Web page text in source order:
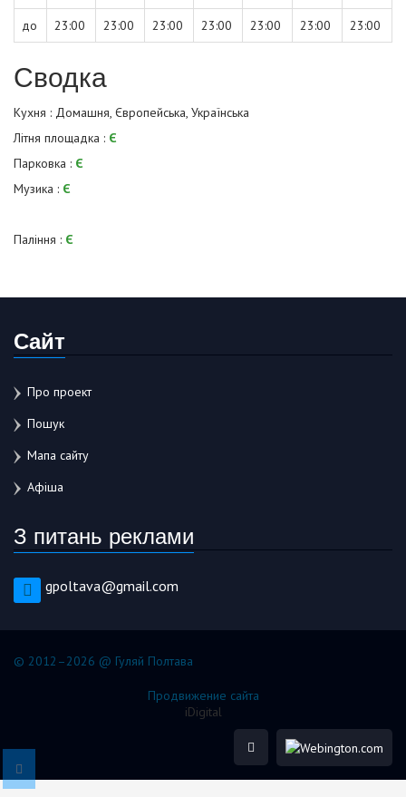
до 23:00 23:00 23:00 23:00 23:00 23:00 23:00
Сводка
Кухня : Домашня, Європейська, Українська
Літня площадка : Є
Парковка : Є
Музика : Є
Паління : Є
Сайт
Про проект
Пошук
Мапа сайту
Афіша
З питань реклами
gpoltava@gmail.com
© 2012–2026 @ Гуляй Полтава
Продвижение сайта
iDigital